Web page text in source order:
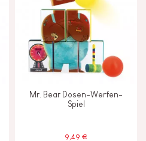
Mr. Bear Dosen-Werfen-
Spiel
9,49 €